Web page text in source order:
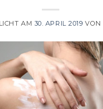
AM 30. APRIL 2019 VON